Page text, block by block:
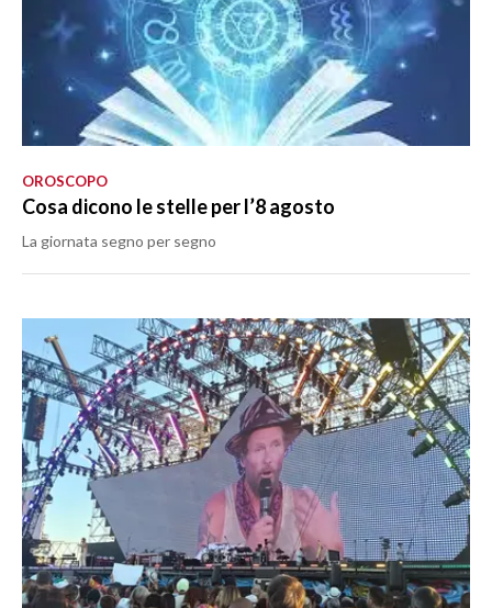
OROSCOPO
Cosa dicono le stelle per l’8 agosto
La giornata segno per segno